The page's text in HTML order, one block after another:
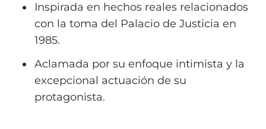
Inspirada en hechos reales relacionados
con la toma del Palacio de Justicia en
1985.
Aclamada por su enfoque intimista y la
excepcional actuación de su
protagonista.